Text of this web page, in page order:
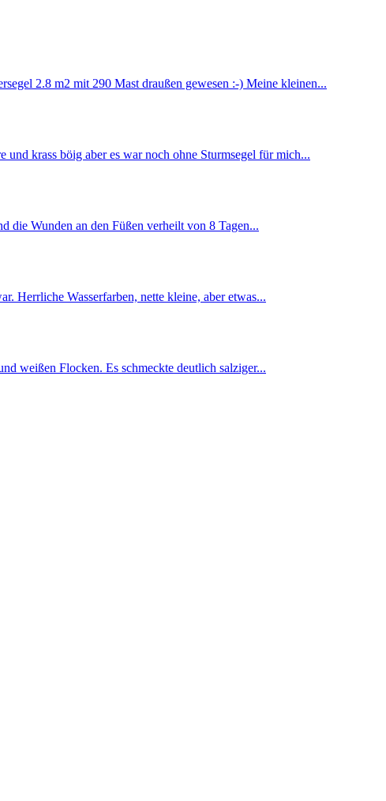
2.8 m2 mit 290 Mast draußen gewesen :-) Meine kleinen...
krass böig aber es war noch ohne Sturmsegel für mich...
die Wunden an den Füßen verheilt von 8 Tagen...
Herrliche Wasserfarben, nette kleine, aber etwas...
weißen Flocken. Es schmeckte deutlich salziger...